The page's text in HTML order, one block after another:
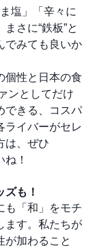
塩」「辛々に
さに“鉄板”と
でみても良いか
個性と日本の食
ンとしてだけ
できる、コスパ
ライバーがセレ
は、ぜひ
！
ズも！
も「和」をモチ
ます。私たちが
が加わること